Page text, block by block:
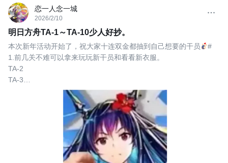
恋一人念一城
2026/2/10
明日方舟TA-1～TA-10少人好抄。
本次新年活动开始了，祝大家十连双金都抽到自己想要的干员
#
1.前几关不难可以拿来玩玩新干员和看看新衣服。
TA-2
TA-3
TA-5本关有个书兵会转移干员，赛雷娅放在煌前面就可以了。
TA-6 先手逻各斯 赛雷娅 小羊 能天使
TA-7先手煌 初雪 白面鸮 最后赛雷娅
TA-8最后白面鸮和赛雷娅会被扫到左下角不过没事，初雪有名刀死
TA-9本关有刻章（就是用笔把一个